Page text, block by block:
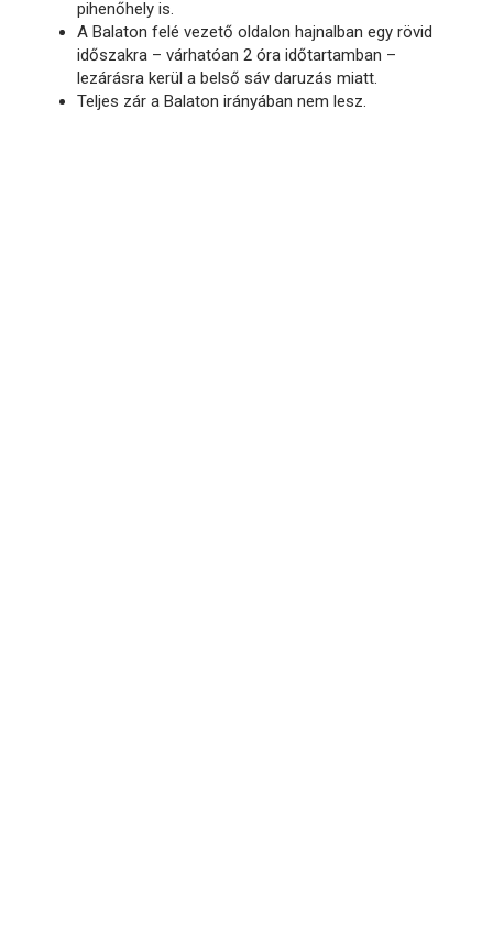
pihenőhely is.
A Balaton felé vezető oldalon hajnalban egy rövid
időszakra – várhatóan 2 óra időtartamban –
lezárásra kerül a belső sáv daruzás miatt.
Teljes zár a Balaton irányában nem lesz.